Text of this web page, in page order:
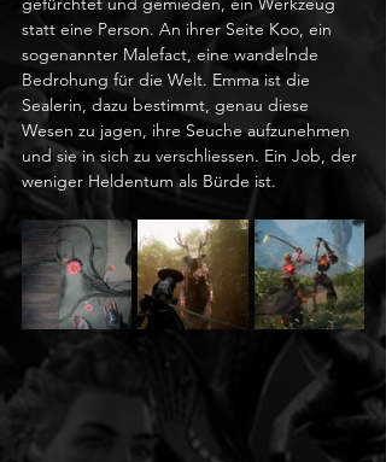
statt eine Person. An ihrer Seite Koo, ein
sogenannter Malefact, eine wandelnde
Bedrohung für die Welt. Emma ist die
Sealerin, dazu bestimmt, genau diese
Wesen zu jagen, ihre Seuche aufzunehmen
und sie in sich zu verschliessen. Ein Job, der
weniger Heldentum als Bürde ist.